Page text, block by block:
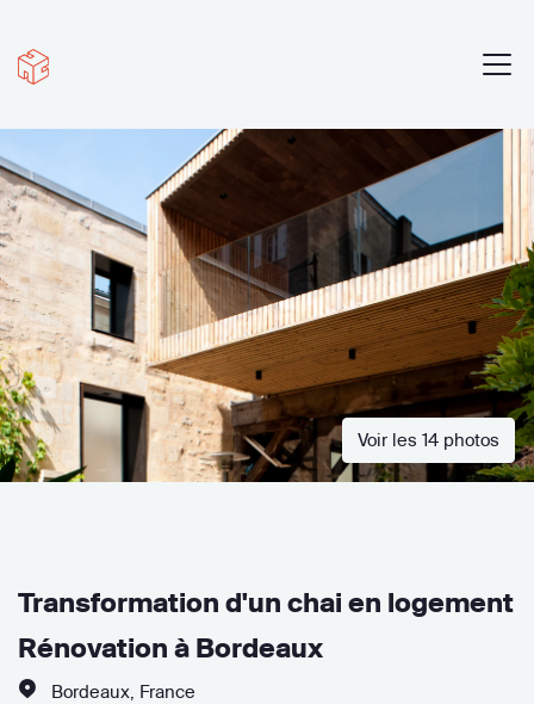
Voir les 14 photos
Transformation d'un chai en logement
Rénovation à Bordeaux
Bordeaux France